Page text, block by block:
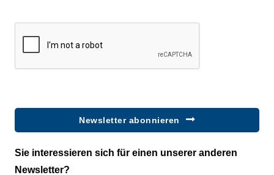
Newsletter abonnieren
Sie interessieren sich für einen unserer anderen
Newsletter?